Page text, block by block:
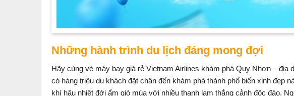
Những hành trình du lịch đáng mong đợi
Hãy cùng vé máy bay giá rẻ Vietnam Airlines khám phá Quy Nhơn – địa
có hàng triệu du khách đặt chân đến khám phá thành phố biển xinh đẹp
khí hậu nhiệt đới ẩm gió mùa với nhiều thanh lam thắng cảnh độc đáo.